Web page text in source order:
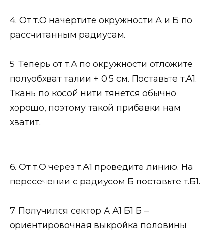
4. От т.О начертите окружности А и Б по
рассчитанным радиусам.
5. Теперь от т.А по окружности отложите
полуобхват талии + 0,5 см. Поставьте т.А1.
Ткань по косой нити тянется обычно
хорошо, поэтому такой прибавки нам
хватит.
6. От т.О через т.А1 проведите линию. На
пересечении с радиусом Б поставьте т.Б1.
7. Получился сектор А А1 Б1 Б –
ориентировочная выкройка половины